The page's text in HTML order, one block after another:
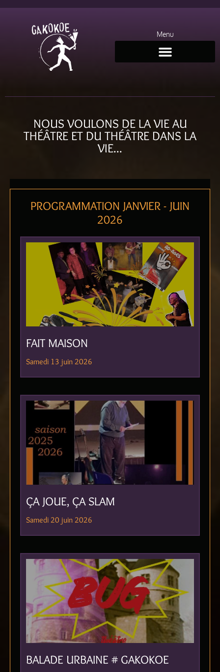
Menu
NOUS VOULONS DE LA VIE AU
THÉÂTRE ET DU THÉÂTRE DANS LA
VIE...
PROGRAMMATION JANVIER - JUIN
2026
FAIT MAISON
Samedi 13 juin 2026
ÇA JOUE, ÇA SLAM
Samedi 20 juin 2026
BALADE URBAINE # GAKOKOE